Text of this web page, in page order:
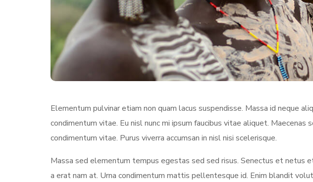
Elementum pulvinar etiam non quam lacus suspendisse. Massa id neque
condimentum vitae. Eu nisl nunc mi ipsum faucibus vitae aliquet.
condimentum vitae. Purus viverra accumsan in nisl nisi scelerisque.
Massa sed elementum tempus egestas sed sed risus. Senectus et netus
a erat nam at. Urna condimentum mattis pellentesque id. Enim blandit